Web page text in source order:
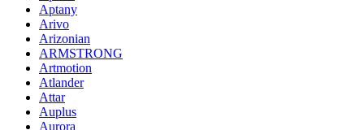
Aptany
Arivo
Arizonian
ARMSTRONG
Artmotion
Atlander
Attar
Auplus
Aurora